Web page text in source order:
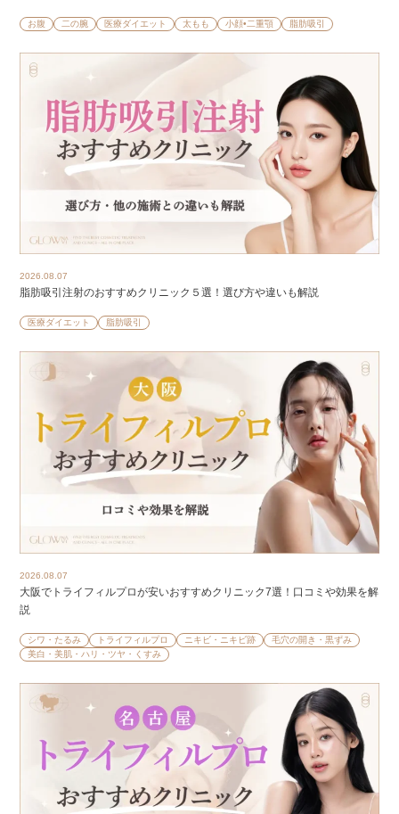
お腹 二の腕 医療ダイエット 太もも 小顔•二重顎 脂肪吸引
2026.08.07
脂肪吸引注射のおすすめクリニック５選！選び方や違いも解説
医療ダイエット 脂肪吸引
2026.08.07
大阪でトライフィルプロが安いおすすめクリニック7選！口コミや効果を解
説
シワ・たるみ トライフィルプロ ニキビ・ニキビ跡
毛穴の開き・黒ずみ
美白・美肌・ハリ・ツヤ・くすみ